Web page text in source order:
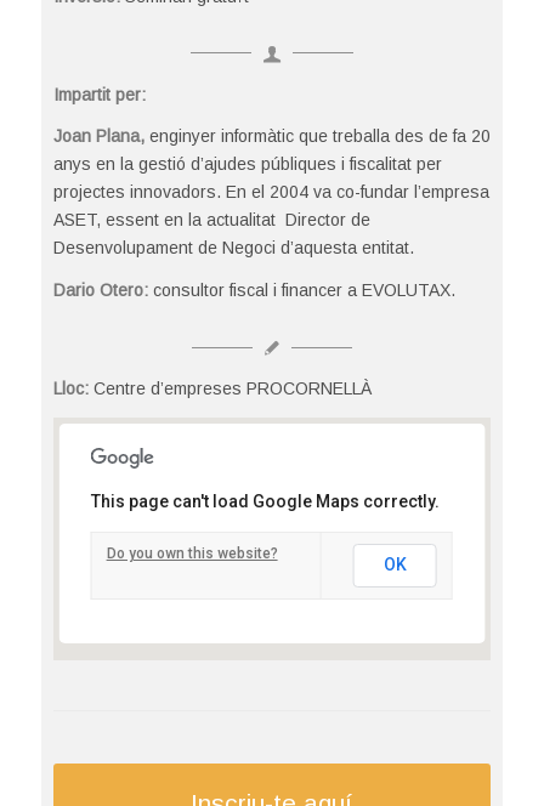
Impartit per:
Joan Plana, enginyer informàtic que treballa des de fa 20
anys en la gestió d’ajudes públiques i fiscalitat per
projectes innovadors. En el 2004 va co-fundar l’empresa
ASET, essent en la actualitat Director de
Desenvolupament de Negoci d’aquesta entitat.
Dario Otero: consultor fiscal i financer a EVOLUTAX.
Lloc:Centre d’empreses PROCORNELLÀ
Centre d’empreses PROCORNELLÀ
Tirso de Molina, 36 - Cornellà del Llobregat
This page can't load Google Maps correctly.
Do you own this website?
OK